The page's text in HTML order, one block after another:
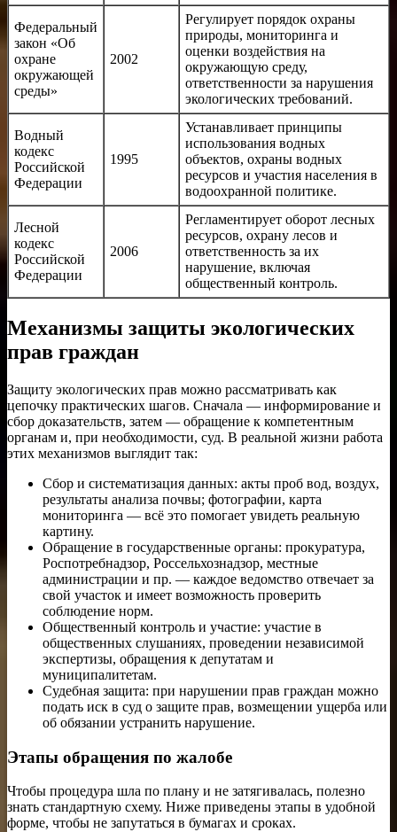
Федеральный
закон «Об
охране
окружающей
среды»
2002
Регулирует порядок охраны
природы, мониторинга и
оценки воздействия на
окружающую среду,
ответственности за нарушения
экологических требований.
Водный
кодекс
Российской
Федерации
1995
Устанавливает принципы
использования водных
объектов, охраны водных
ресурсов и участия населения в
водоохранной политике.
Лесной
кодекс
Российской
Федерации
2006
Регламентирует оборот лесных
ресурсов, охрану лесов и
ответственность за их
нарушение, включая
общественный контроль.
Механизмы защиты экологических
прав граждан
Защиту экологических прав можно рассматривать как
цепочку практических шагов. Сначала — информирование и
сбор доказательств, затем — обращение к компетентным
органам и, при необходимости, суд. В реальной жизни работа
этих механизмов выглядит так:
Сбор и систематизация данных: акты проб вод, воздух,
результаты анализа почвы; фотографии, карта
мониторинга — всё это помогает увидеть реальную
картину.
Обращение в государственные органы: прокуратура,
Роспотребнадзор, Россельхознадзор, местные
администрации и пр. — каждое ведомство отвечает за
свой участок и имеет возможность проверить
соблюдение норм.
Общественный контроль и участие: участие в
общественных слушаниях, проведении независимой
экспертизы, обращения к депутатам и
муниципалитетам.
Судебная защита: при нарушении прав граждан можно
подать иск в суд о защите прав, возмещении ущерба или
об обязании устранить нарушение.
Этапы обращения по жалобе
Чтобы процедура шла по плану и не затягивалась, полезно
знать стандартную схему. Ниже приведены этапы в удобной
форме, чтобы не запутаться в бумагах и сроках.